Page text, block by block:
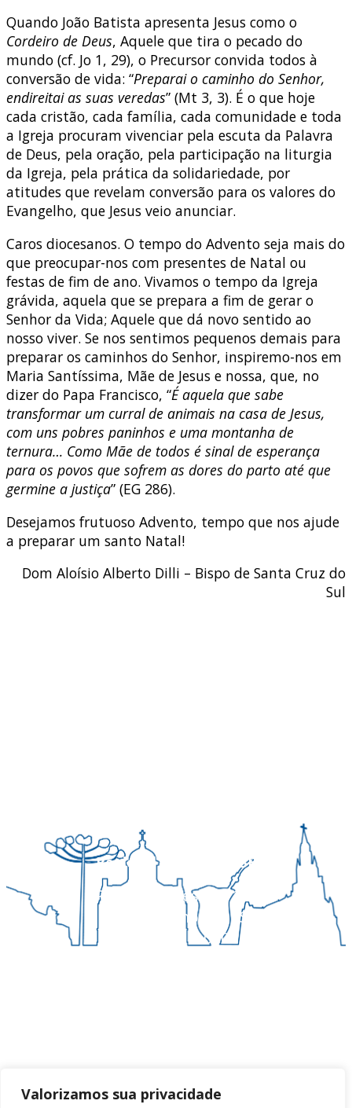
Valorizamos sua privacidade
Quando João Batista apresenta Jesus como o
Cordeiro de Deus, Aquele que tira o pecado do
mundo (cf. Jo 1, 29), o Precursor convida todos à
conversão de vida: “Preparai o caminho do Senhor,
endireitai as suas veredas” (Mt 3, 3). É o que hoje
cada cristão, cada família, cada comunidade e toda
a Igreja procuram vivenciar pela escuta da Palavra
de Deus, pela oração, pela participação na liturgia
da Igreja, pela prática da solidariedade, por
atitudes que revelam conversão para os valores do
Evangelho, que Jesus veio anunciar.
Caros diocesanos. O tempo do Advento seja mais do
que preocupar-nos com presentes de Natal ou
festas de fim de ano. Vivamos o tempo da Igreja
grávida, aquela que se prepara a fim de gerar o
Senhor da Vida; Aquele que dá novo sentido ao
nosso viver. Se nos sentimos pequenos demais para
preparar os caminhos do Senhor, inspiremo-nos em
Maria Santíssima, Mãe de Jesus e nossa, que, no
dizer do Papa Francisco, “É aquela que sabe
transformar um curral de animais na casa de Jesus,
com uns pobres paninhos e uma montanha de
ternura… Como Mãe de todos é sinal de esperança
para os povos que sofrem as dores do parto até que
germine a justiça” (EG 286).
Desejamos frutuoso Advento, tempo que nos ajude
a preparar um santo Natal!
Dom Aloísio Alberto Dilli – Bispo de Santa Cruz do
Sul
Regional Sul 3 da CNBB
Rua Víctor Kessler, 174
Centro, Canoas – RS
CEP 92310-000